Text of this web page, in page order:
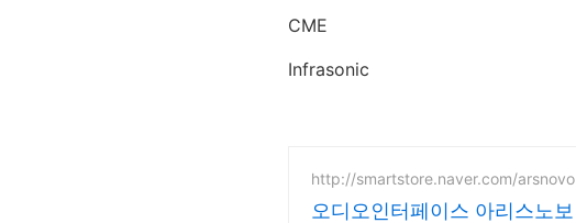
CME
Infrasonic
http://smartstore.naver.com/arsnovo
오디오인터페이스 아리스노보